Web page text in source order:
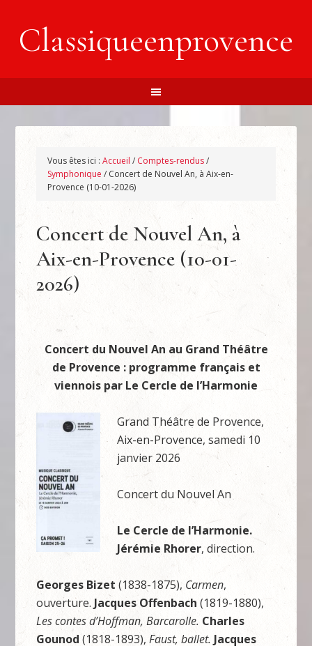
Classiqueenprovence
Vous êtes ici :Accueil / Comptes-rendus/
Symphonique / Concert de Nouvel An, à Aix-en-
Provence (10-01-2026)
Concert de Nouvel An, à
Aix-en-Provence (10-01-
2026)
Concert du Nouvel An au Grand Théâtre
de Provence : programme français et
viennois par Le Cercle de l’Harmonie
Grand Théâtre de Provence,
Aix-en-Provence, samedi 10
janvier 2026
Concert du Nouvel An
Le Cercle de l’Harmonie.
Jérémie Rhorer, direction.
Georges Bizet (1838-1875), Carmen,
ouverture. Jacques Offenbach (1819-1880),
Les contes d’Hoffman, Barcarolle. Charles
Gounod (1818-1893),Faust, ballet. Jacques